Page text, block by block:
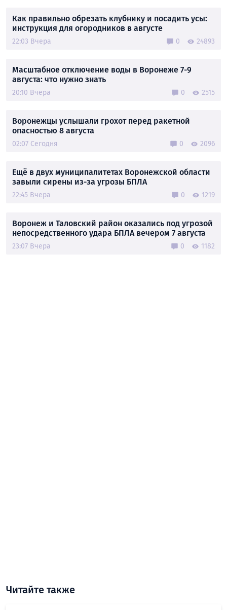
Как правильно обрезать клубнику и посадить усы:
инструкция для огородников в августе
22:03 Вчера 0 24893
Масштабное отключение воды в Воронеже 7-9
августа: что нужно знать
20:10 Вчера 0 2515
Воронежцы услышали грохот перед ракетной
опасностью 8 августа
02:07 Сегодня 0 2096
Ещё в двух муниципалитетах Воронежской области
завыли сирены из-за угрозы БПЛА
22:45 Вчера 0 1219
Воронеж и Таловский район оказались под угрозой
непосредственного удара БПЛА вечером 7 августа
23:07 Вчера 0 1182
Читайте также